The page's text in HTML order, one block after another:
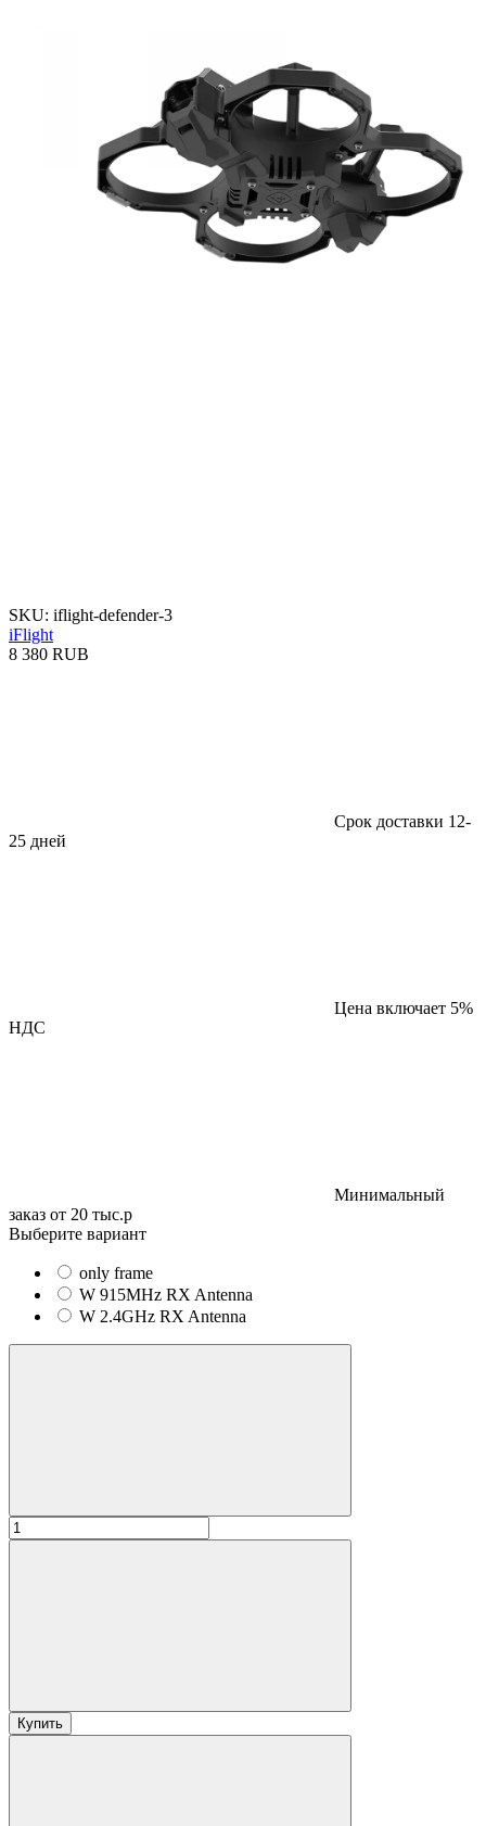
SKU: iflight-defender-3
iFlight
8 380 RUB
Срок доставки 12-
25 дней
Цена включает 5%
НДС
Минимальный
заказ от 20 тыс.р
Выберите вариант
only frame
W 915MHz RX Antenna
W 2.4GHz RX Antenna
Купить